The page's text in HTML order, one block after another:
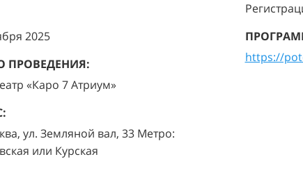
2025
ПРОВЕДЕНИЯ:
«Каро 7 Атриум»
ул. Земляной вал, 33 Метро:
или Курская
https://